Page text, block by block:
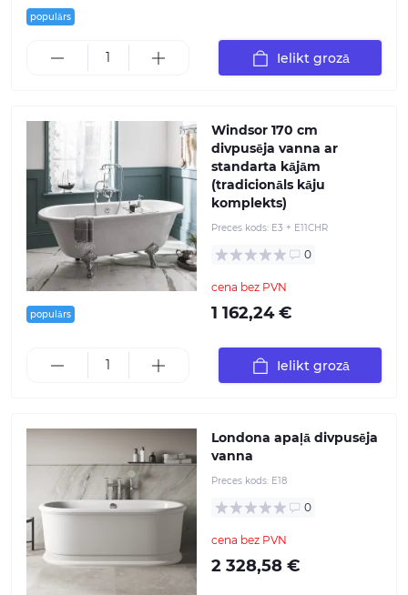
populārs
Ielikt grozā
populārs
Windsor 170 cm
divpusēja vanna ar
standarta kājām
(tradicionāls kāju
komplekts)
Preces kods: E3 + E11CHR
0
cena bez PVN
1 162,24 €
Ielikt grozā
Londona apaļā divpusēja
vanna
Preces kods: E18
0
cena bez PVN
2 328,58 €